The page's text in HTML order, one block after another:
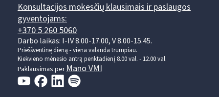
Konsultacijos mokesčių klausimais ir paslaugos
gyventojams:
+370 5 260 5060
Darbo laikas: I-IV 8.00-17.00, V 8.00-15.45.
Prieššventinę dieną - viena valanda trumpiau.
Kiekvieno mėnesio antrą penktadienį 8.00 val. - 12.00 val.
Paklausimas per Mano VMI